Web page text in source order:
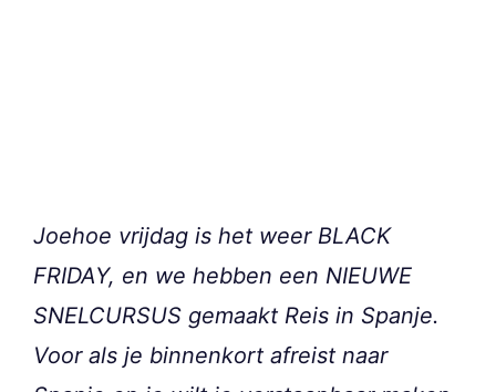
Joehoe vrijdag is het weer BLACK
FRIDAY, en we hebben een NIEUWE
SNELCURSUS gemaakt Reis in Spanje.
Voor als je binnenkort afreist naar